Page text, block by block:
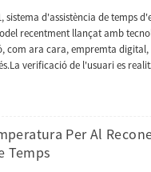
sistema d'assistència de
recentment llançat amb
com ara cara, empremta
verificació de l'usuari es
i el PC es fa per interfície TCP/IP
entorn.Pot ser opcional
Per Al
Temps